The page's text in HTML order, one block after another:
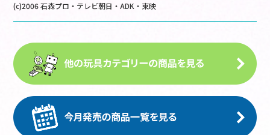
(c)2006 石森プロ・テレビ朝日・ADK・東映